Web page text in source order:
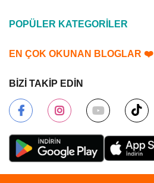
POPÜLER KATEGORİLER
EN ÇOK OKUNAN BLOGLAR ❤️
BİZİ TAKİP EDİN